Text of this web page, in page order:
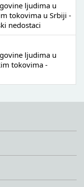
ljudima u
tokovima u Srbiji -
nedostaci
ljudima u
tokovima -